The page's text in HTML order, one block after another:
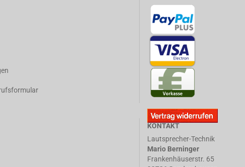
KONTAKT
Lautsprecher-Technik
Mario Berninger
Frankenhäuserstr. 65